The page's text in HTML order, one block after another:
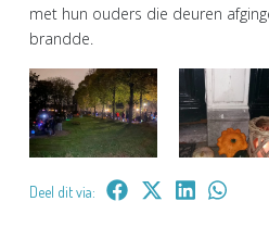
met hun ouders die deuren
brandde.
Deel dit via: